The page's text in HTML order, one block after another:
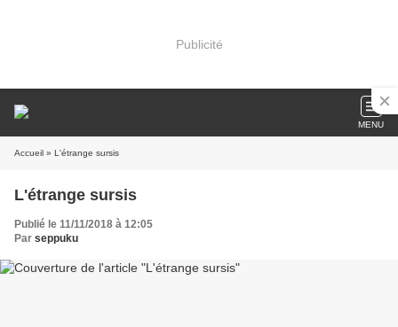
Publicité
MENU
Accueil » L'étrange sursis
L'étrange sursis
Publié le 11/11/2018 à 12:05
Par seppuku